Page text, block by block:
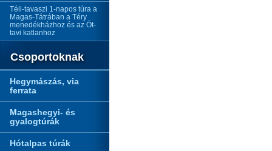
Téli-tavaszi 1-napos túra a
Magas-Tátrában a Téry
menedékházhoz és az Öt-
tavi katlanhoz
Csoportoknak
Hegymászás, via
ferrata
Magashegyi- és
gyalogtúrák
Hótalpas túrák